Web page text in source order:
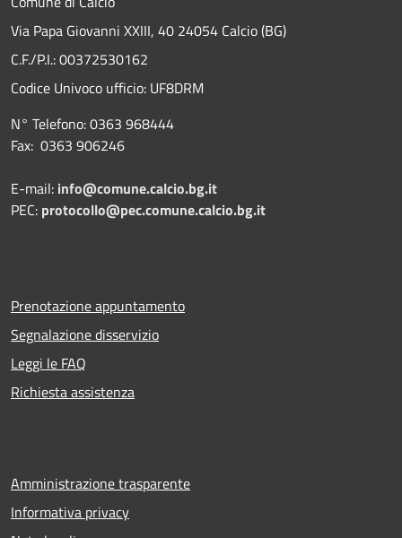
Via Papa Giovanni XXIII, 40 24054 Calcio (BG)
C.F./P.I.: 00372530162
Codice Univoco ufficio: UF8DRM
N° Telefono: 0363 968444
Fax: 0363 906246
E-mail: info@comune.calcio.bg.it
PEC: protocollo@pec.comune.calcio.bg.it
Prenotazione appuntamento
Segnalazione disservizio
Leggi le FAQ
Richiesta assistenza
Amministrazione trasparente
Informativa privacy